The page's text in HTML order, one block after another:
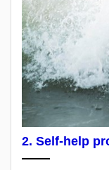
2. Self-help